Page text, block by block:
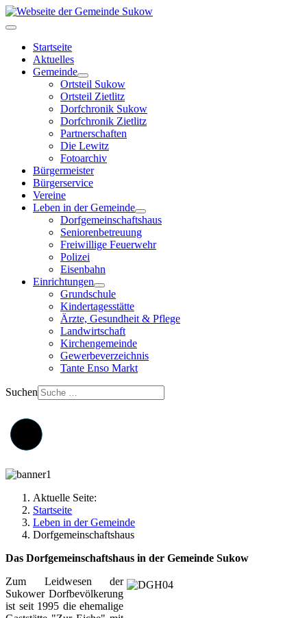
Startseite
Aktuelles
Gemeinde
Ortsteil Sukow
Ortsteil Zietlitz
Dorfchronik Sukow
Dorfchronik Zietlitz
Partnerschaften
Die Lewitz
Fotoarchiv
Bürgermeister
Bürgerservice
Vereine
Leben in der Gemeinde
Dorfgemeinschaftshaus
Seniorenbetreuung
Freiwillige Feuerwehr
Polizei
Eisenbahn
Einrichtungen
Grundschule
Kindertagesstätte
Ärzte, Gesundheit & Pflege
Landwirtschaft
Kirchengemeinde
Gewerbeverzeichnis
Tante Enso Markt
Suchen
Aktuelle Seite:
Startseite
Leben in der Gemeinde
Dorfgemeinschaftshaus
Das Dorfgemeinschaftshaus in der Gemeinde Sukow
Zum Leidwesen der
Sukower Dorfbevölkerung
ist seit 1995 die ehemalige